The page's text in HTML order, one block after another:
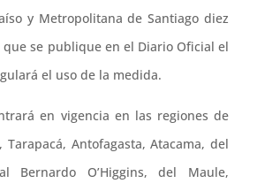
y Metropolitana de Santiago diez
que se publique en el Diario Oficial el
el uso de la medida.
en vigencia en las regiones de
Tarapacá, Antofagasta, Atacama, del
Bernardo O’Higgins, del Maule,